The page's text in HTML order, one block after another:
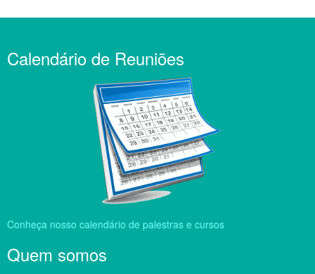
Calendário de Reuniões
Conheça nosso calendário de palestras e cursos
Quem somos